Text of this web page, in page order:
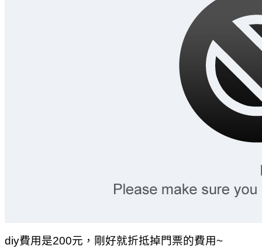
diy費用是200元，剛好就折抵掉門票的費用~